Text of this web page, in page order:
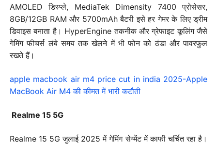
AMOLED डिस्प्ले, MediaTek Dimensity 7400 प्रोसेसर,
8GB/12GB RAM और 5700mAh बैटरी इसे हर गेमर के लिए ड्रीम
डिवाइस बनाता है। HyperEngine तकनीक और ग्रेफाइट कूलिंग जैसे
गेमिंग फीचर्स लंबे समय तक खेलने में भी फोन को ठंडा और पावरफुल
रखते हैं।
apple macbook air m4 price cut in india 2025-Apple
MacBook Air M4 की कीमत में भारी कटौती
Realme 15 5G
Realme 15 5G जुलाई 2025 में गेमिंग सेग्मेंट में काफी चर्चित रहा है।